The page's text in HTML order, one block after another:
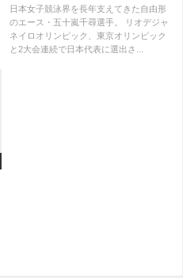
での活躍を徹底紹介！
日本女子競泳界を長年支えてきた自由形
のエース・五十嵐千尋選手。 リオデジャ
ネイロオリンピック、東京オリンピック
と2大会連続で日本代表に選出さ...